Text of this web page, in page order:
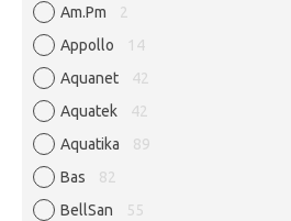
Am.Pm
2
Appollo
14
Aquanet
42
Aquatek
42
Aquatika
89
Bas
82
BellSan
55